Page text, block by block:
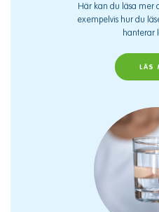
Här kan du läsa mer
exempelvis hur du
hanterar
LÄS